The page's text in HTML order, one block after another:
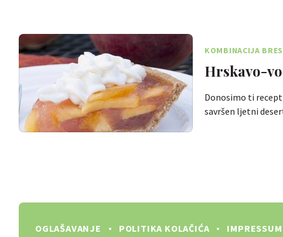
KOMBINACIJA
Hrskavo-
Donosimo ti
savršen ljetni
OGLAŠAVANJE POLITIKA KOLAČIĆA IMPRESSUM